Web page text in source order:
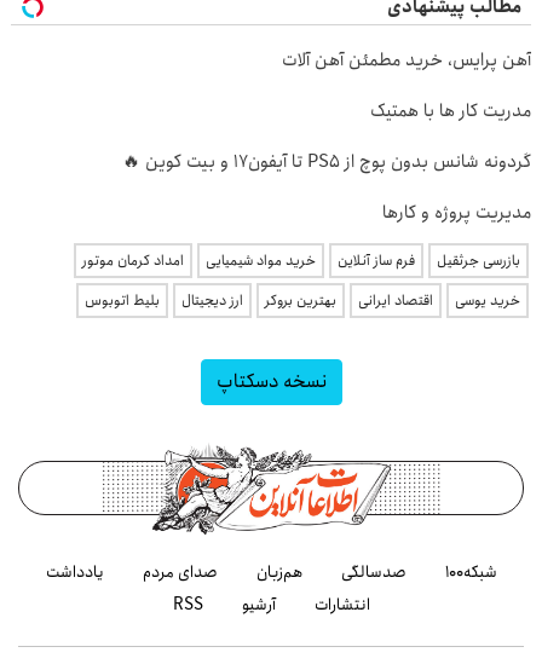
مطالب پیشنهادی
آهن پرایس، خرید مطمئن آهن آلات
مدریت کار ها با همتیک
گردونه شانس بدون پوچ از PS5 تا آیفون17 و بیت کوین 🔥
مدیریت پروژه و کارها
بازرسی جرثقیل فرم ساز آنلاین خرید مواد شیمیایی
امداد کرمان موتور
خرید یوسی
اقتصاد ایرانی بهترین بروکر ارز دیجیتال بلیط اتوبوس
نسخه دسکتاپ
شبکه۱۰۰ صدسالگی هم‌زبان صدای مردم
یادداشت
انتشارات
آرشیو RSS